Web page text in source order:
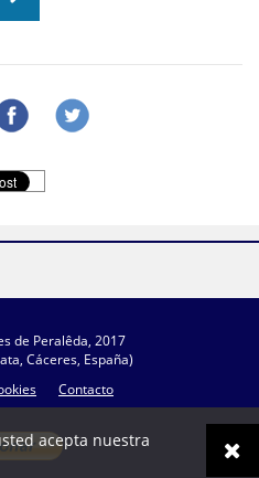
de Peralêda, 2017
Cáceres, España)
Contacto
acepta nuestra